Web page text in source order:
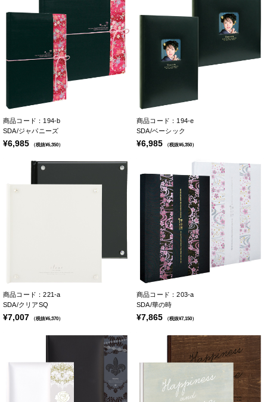
商品コード：194-b
SDA/ジャパニーズ
¥6,985 （税抜¥6,350）
商品コード：194-e
SDA/ベーシック
¥6,985 （税抜¥6,350）
商品コード：221-a
SDA/クリアSQ
¥7,007 （税抜¥6,370）
商品コード：203-a
SDA/華の時
¥7,865 （税抜¥7,150）